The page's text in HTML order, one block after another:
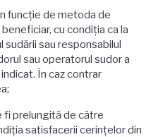
funcție de metoda de
cu condiția ca la
sau responsabilul
sau operatorul sudor a
În caz contrar
prelungită de către
satisfacerii cerinţelor din